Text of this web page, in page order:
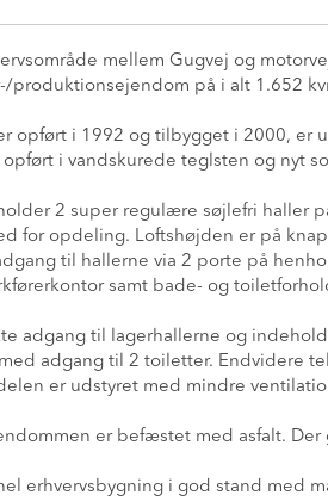
mellem Gugvej og
produktionsejendom på i alt 1.652
opført i 1992 og tilbygget i 2000, er
i vandskurede teglsten og nyt
2 super regulære søjlefri haller
for opdeling. Loftshøjden er på
til hallerne via 2 porte på
samt bade- og
adgang til lagerhallerne og
adgang til 2 toiletter. Endvidere
er udstyret med mindre
er befæstet med asfalt.
erhvervsbygning i god stand med